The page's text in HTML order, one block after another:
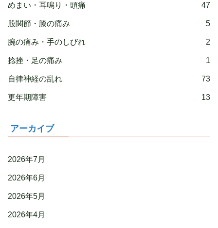
めまい・耳鳴り・頭痛 47
股関節・膝の痛み 5
腕の痛み・手のしびれ 2
捻挫・足の痛み 1
自律神経の乱れ 73
更年期障害 13
アーカイブ
2026年7月
2026年6月
2026年5月
2026年4月